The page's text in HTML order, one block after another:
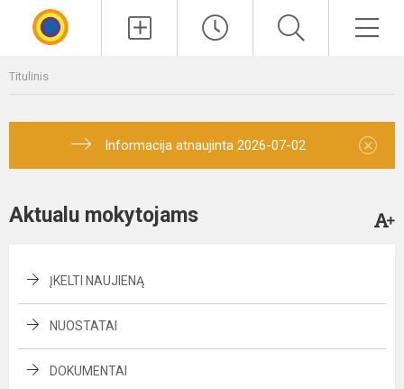
Titulinis
Informacija atnaujinta 2026-07-02 ×
Aktualu mokytojams
ĮKELTI NAUJIENĄ
NUOSTATAI
DOKUMENTAI